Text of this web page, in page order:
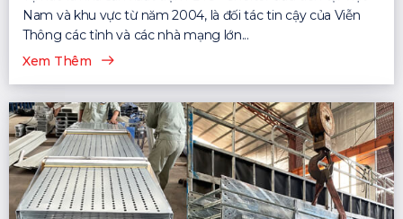
Nam và khu vực từ năm 2004, là đối tác tin cậy của Viễn
Thông các tỉnh và các nhà mạng lớn...
Xem Thêm